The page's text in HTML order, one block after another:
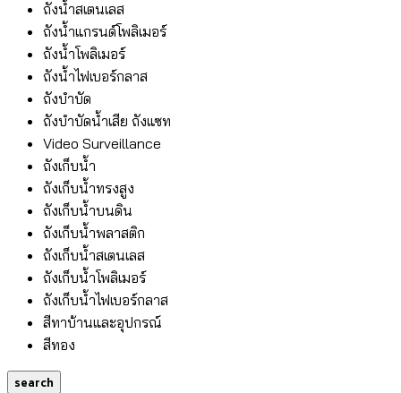
ถังน้ำสเตนเลส
ถังน้ำแกรนด์โพลิเมอร์
ถังน้ำโพลิเมอร์
ถังน้ำไฟเบอร์กลาส
ถังบำบัด
ถังบำบัดน้ำเสีย ถังแซท
Video Surveillance
ถังเก็บน้ำ
ถังเก็บน้ำทรงสูง
ถังเก็บน้ำบนดิน
ถังเก็บน้ำพลาสติก
ถังเก็บน้ำสเตนเลส
ถังเก็บน้ำโพลิเมอร์
ถังเก็บน้ำไฟเบอร์กลาส
สีทาบ้านและอุปกรณ์
สีทอง
search